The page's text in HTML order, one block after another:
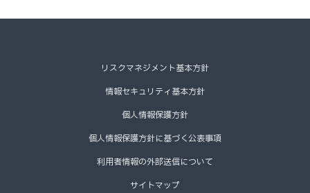
リスクマネジメント基本方針
情報セキュリティ基本方針
個人情報保護方針
個人情報保護方針に基づく公表事項
利用者情報の外部送信について
サイトマップ